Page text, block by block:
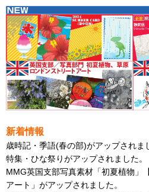
新着情報
歳時記・季語(春の部)がアップされま
特集・ひな祭りがアップされました。
MMG英国支部写真素材「初夏植物」
アート」がアップされました。